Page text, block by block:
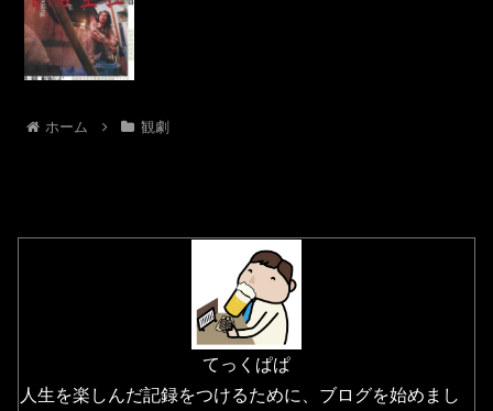
ホーム 観劇
てっくぱぱ
人生を楽しんだ記録をつけるために、ブログを始めまし